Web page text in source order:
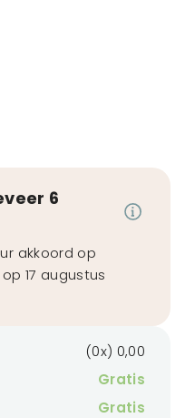
6
akkoord op
17 augustus
(0x) 0,00
Gratis
Gratis